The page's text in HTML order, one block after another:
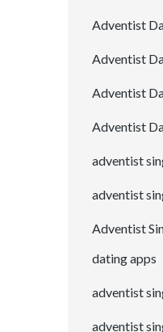
Adventist
Adventist
Adventist
Adventist
adventist
adventist
Adventist
dating apps
adventist
adventist